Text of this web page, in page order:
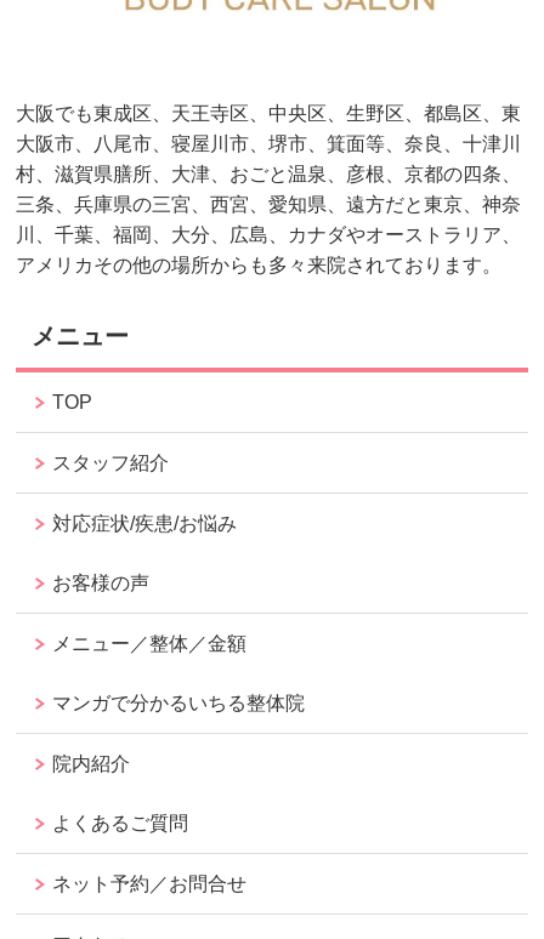
大阪でも東成区、天王寺区、中央区、生野区、都島区、東
大阪市、八尾市、寝屋川市、堺市、箕面等、奈良、十津川
村、滋賀県膳所、大津、おごと温泉、彦根、京都の四条、
三条、兵庫県の三宮、西宮、愛知県、遠方だと東京、神奈
川、千葉、福岡、大分、広島、カナダやオーストラリア、
アメリカその他の場所からも多々来院されております。
メニュー
TOP
スタッフ紹介
対応症状/疾患/お悩み
お客様の声
メニュー／整体／金額
マンガで分かるいちる整体院
院内紹介
よくあるご質問
ネット予約／お問合せ